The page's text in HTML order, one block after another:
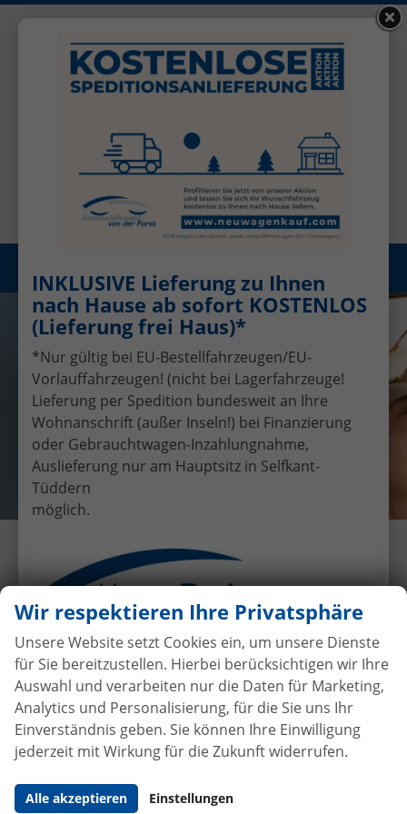
Öffnungszeiten: Mo - Fr 08.00 - 17.00
Registrieren
Übergabe eines EU-
Neufahrzeuges Ford C-MAX an
Familie Preußen
23.10.2018 • Auslieferungen
Wir respektieren Ihre Privatsphäre
Unsere Website setzt Cookies ein, um unsere Dienste
für Sie bereitzustellen. Hierbei berücksichtigen wir Ihre
Auswahl und verarbeiten nur die Daten für Marketing,
Analytics und Personalisierung, für die Sie uns Ihr
Einverständnis geben. Sie können Ihre Einwilligung
jederzeit mit Wirkung für die Zukunft widerrufen.
Alle akzeptieren Einstellungen
INKLUSIVE Lieferung zu Ihnen
nach Hause ab sofort KOSTENLOS
(Lieferung frei Haus)*
*Nur gültig bei EU-Bestellfahrzeugen/EU-
Vorlauffahrzeugen! (nicht bei Lagerfahrzeuge!
Lieferung per Spedition bundesweit an Ihre
Wohnanschrift (außer Inseln!) bei Finanzierung
oder Gebrauchtwagen-Inzahlungnahme,
Auslieferung nur am Hauptsitz in Selfkant-
Tüddern
möglich.
Autokaufohne Anzahlungbei
Vertragsabschluss
Beim Automobilhandel von der Forst genießen Sie
maximale Sicherheit und Transparenz. Bei uns